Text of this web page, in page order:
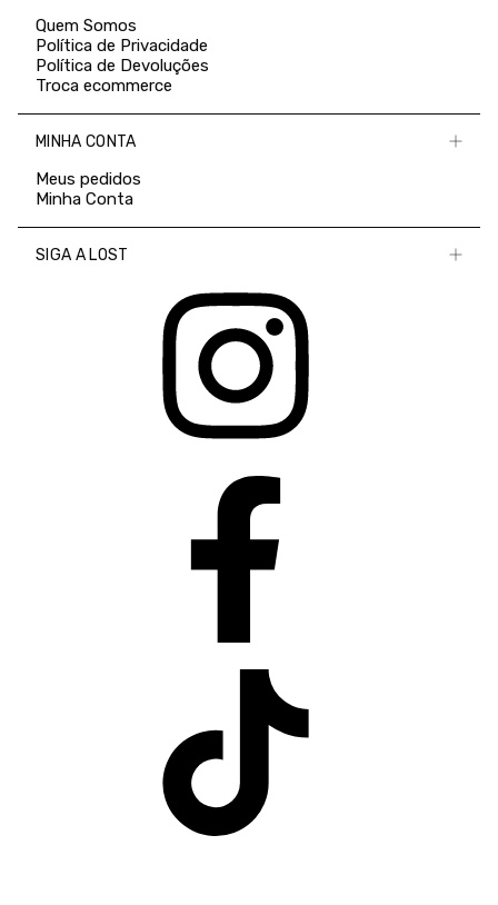
Quem Somos
Política de Privacidade
Política de Devoluções
Troca ecommerce
MINHA CONTA
Meus pedidos
Minha Conta
SIGA A LOST